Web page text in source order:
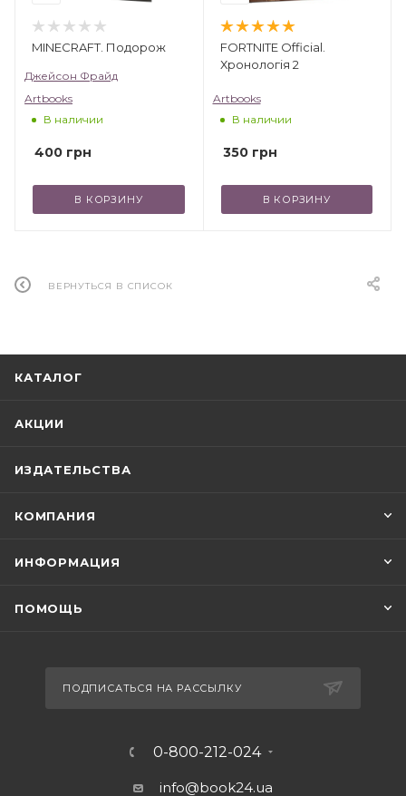
MINECRAFT. Подорож
Джейсон Фрайд
Artbooks
В наличии
400 грн
В КОРЗИНУ
FORTNITE Official.
Хронологія 2
Artbooks
В наличии
350грн
В КОРЗИНУ
ВЕРНУТЬСЯ В СПИСОК
КАТАЛОГ
АКЦИИ
ИЗДАТЕЛЬСТВА
КОМПАНИЯ
ИНФОРМАЦИЯ
ПОМОЩЬ
ПОДПИСАТЬСЯ НА РАССЫЛКУ
0-800-212-024
info@book24.ua